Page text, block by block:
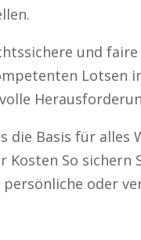
und
Lotsen
Basis für alles
So sichern
oder